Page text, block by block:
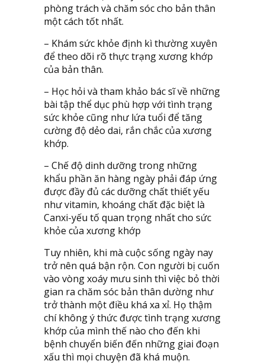
phòng trách và chăm sóc cho bản thân
một cách tốt nhất.
– Khám sức khỏe định kì thường xuyên
để theo dõi rõ thực trạng xương khớp
của bản thân.
– Học hỏi và tham khảo bác sĩ về những
bài tập thể dục phù hợp với tình trạng
sức khỏe cũng như lứa tuổi để tăng
cường độ dẻo dai, rắn chắc của xương
khớp.
– Chế độ dinh dưỡng trong những
khẩu phần ăn hàng ngày phải đáp ứng
được đầy đủ các dưỡng chất thiết yếu
như vitamin, khoáng chất đặc biệt là
Canxi-yếu tố quan trọng nhất cho sức
khỏe của xương khớp
Tuy nhiên, khi mà cuộc sống ngày nay
trở nên quá bận rộn. Con người bị cuốn
vào vòng xoáy mưu sinh thì việc bỏ thời
gian ra chăm sóc bản thân dường như
trở thành một điều khá xa xỉ. Họ thậm
chí không ý thức được tình trạng xương
khớp của mình thế nào cho đến khi
bệnh chuyển biến đến những giai đoạn
xấu thì mọi chuyện đã khá muộn.